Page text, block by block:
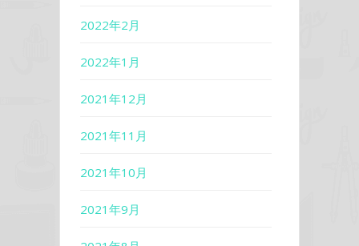
2022年2月
2022年1月
2021年12月
2021年11月
2021年10月
2021年9月